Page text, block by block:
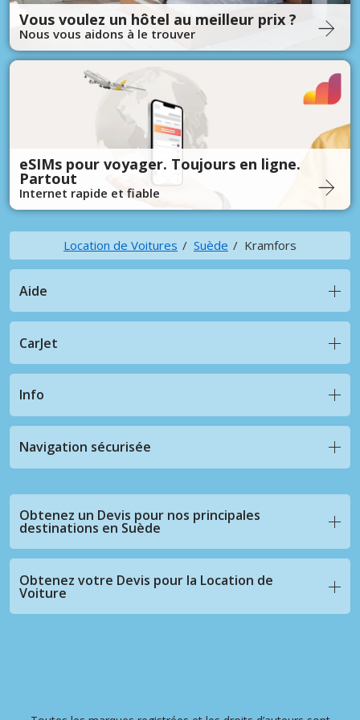
Vous voulez un hôtel au meilleur prix ?
Nous vous aidons à le trouver
eSIMs pour voyager. Toujours en ligne.
Partout
Internet rapide et fiable
Location de Voitures Suède Kramfors
Aide
CarJet
Info
Navigation sécurisée
Obtenez un Devis pour nos principales
destinations en Suède
Obtenez votre Devis pour la Location de
Voiture